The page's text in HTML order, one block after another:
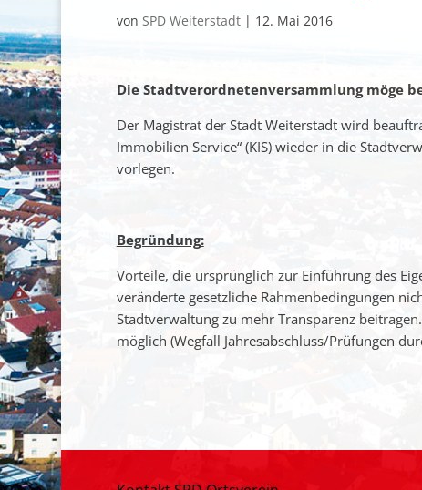
von SPD Weiterstadt| 12. Mai 2016
Die Stadtverordnetenversammlung möge
Der Magistrat der Stadt Weiterstadt wird
Immobilien Service“ (KIS) wieder in die
vorlegen.
Begründung:
Vorteile, die ursprünglich zur Einführung des
veränderte gesetzliche Rahmenbedingungen
Stadtverwaltung zu mehr Transparenz
möglich (Wegfall Jahresabschluss/Prüfungen